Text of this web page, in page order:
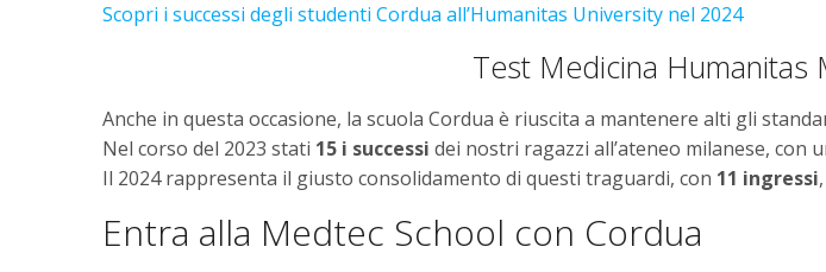
Scopri i successi degli studenti Cordua all’Humanitas University nel 2024
Test Medicina Humanitas
Anche in questa occasione, la scuola Cordua è riuscita a mantenere alti gli
Nel corso del 2023 stati 15 i successi dei nostri ragazzi all’ateneo milanese, con
Il 2024 rappresenta il giusto consolidamento di questi traguardi, con 11 ingressi
Entra alla Medtec School con Cordua